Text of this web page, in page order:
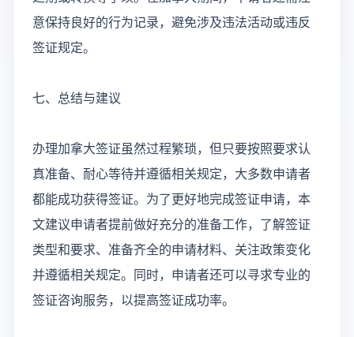
意保持良好的行为记录，避免涉及违法活动或违反
签证规定。
七、总结与建议
办理加拿大签证虽然过程繁琐，但只要按照要求认
真准备、耐心等待并遵循相关规定，大多数申请者
都能成功获得签证。为了更好地完成签证申请，本
文建议申请者提前做好充分的准备工作，了解签证
类型和要求、准备齐全的申请材料、关注政策变化
并遵循相关规定。同时，申请者还可以寻求专业的
签证咨询服务，以提高签证成功率。